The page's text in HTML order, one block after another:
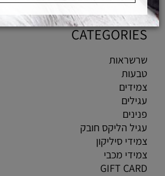
CATEGORIES
שרשראות
טבעות
צמידים
עגילים
פנינים
עגיל הליקס חובק
צמידי סיליקון
צמידי מכבי
GIFT CARD